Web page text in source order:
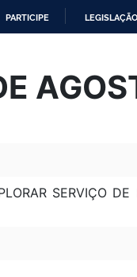
PARTICIPE LEGISLAÇÃO
SERVIÇO DE